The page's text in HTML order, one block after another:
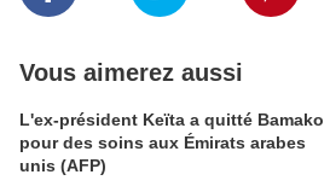
Vous aimerez aussi
L'ex-président Keïta a quitté Bamako
pour des soins aux Émirats arabes
unis (AFP)